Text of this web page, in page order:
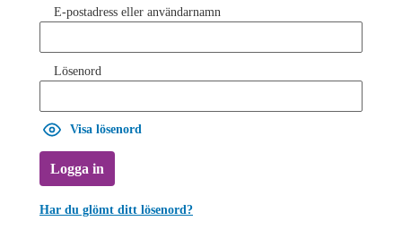
E-postadress eller användarnamn
Lösenord
Visa lösenord
Logga in
Har du glömt ditt lösenord?